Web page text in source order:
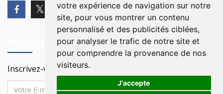
votre expérience de navigation sur notre
site, pour vous montrer un contenu
personnalisé et des publicités ciblées,
pour analyser le trafic de notre site et
pour comprendre la provenance de nos
visiteurs.
J'accepte
Inscrivez-vous à notre Newsletter